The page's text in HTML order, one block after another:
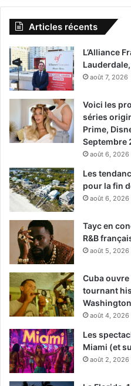
Articles récents
L’Alliance
août 7, 2026
Voici les
séries
Prime,
Septembre
août 6, 2026
Les
pour la fin
août 6, 2026
Tayc en
R&B
août 5, 2026
Cuba
tournant
Washington
août 4, 2026
Les
Miami (et
août 2, 2026